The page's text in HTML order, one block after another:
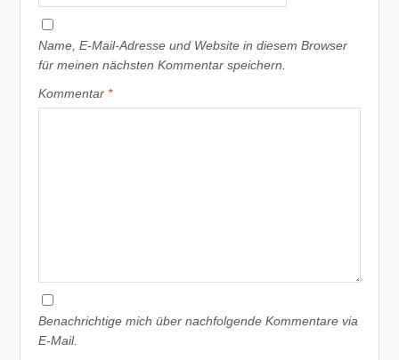
Name, E-Mail-Adresse und Website in diesem Browser
für meinen nächsten Kommentar speichern.
Kommentar *
Benachrichtige mich über nachfolgende Kommentare via
E-Mail.